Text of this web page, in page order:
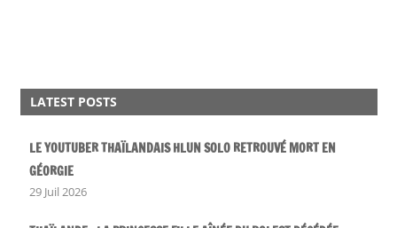
LATEST POSTS
LE YOUTUBER THAÏLANDAIS HLUN SOLO RETROUVÉ MORT EN
GÉORGIE
29 Juil 2026